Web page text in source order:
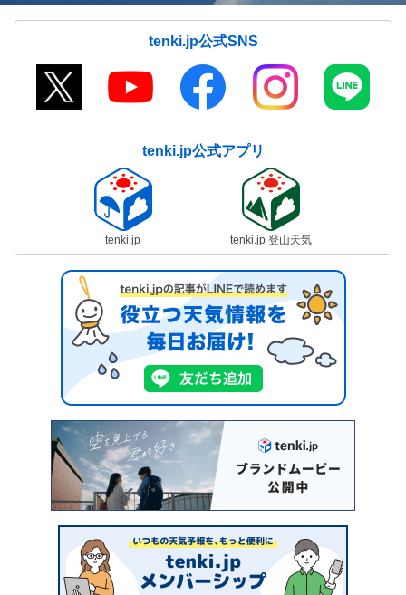
tenki.jp公式SNS
tenki.jp公式アプリ
tenki.jp tenki.jp 登山天気